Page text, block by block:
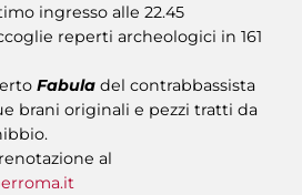
ingresso alle 22.45
reperti archeologici in 161
Fabula del contrabbassista
brani originali e pezzi tratti da
al